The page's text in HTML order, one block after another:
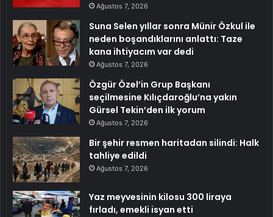
Ağustos 7, 2026
Suna Selen yıllar sonra Münir Özkul ile
neden boşandıklarını anlattı: Taze
kana ihtiyacım var dedi
Ağustos 7, 2026
Özgür Özel’in Grup Başkanı
seçilmesine Kılıçdaroğlu’na yakın
Gürsel Tekin’den ilk yorum
Ağustos 7, 2026
Bir şehir resmen haritadan silindi: Halk
tahliye edildi
Ağustos 7, 2026
Yaz meyvesinin kilosu 300 liraya
fırladı, emekli isyan etti